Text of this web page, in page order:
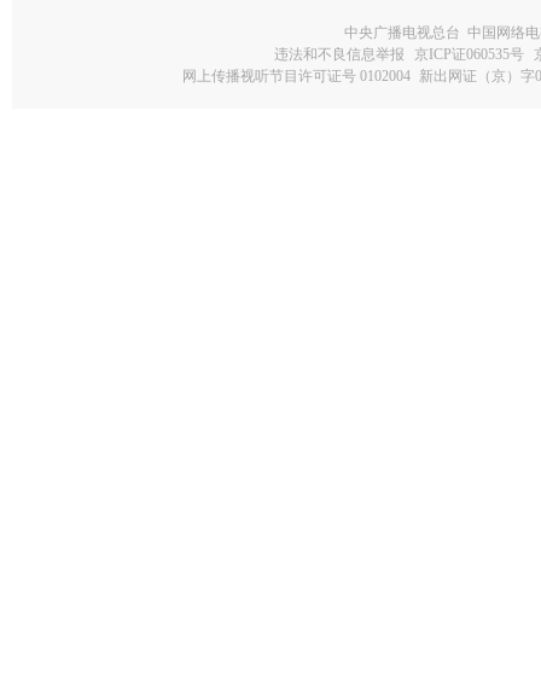
中央广播电视总台 中国网络
违法和不良信息举报
京ICP证060535号
网上传播视听节目许可证号 0102004 新出网证（京）